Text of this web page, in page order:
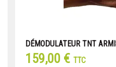
DÉMODULATEUR TNT
159,00 € TTC